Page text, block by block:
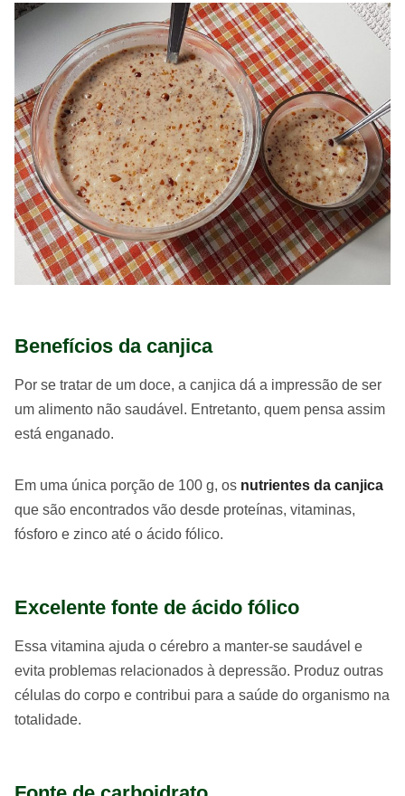
Benefícios da canjica
Por se tratar de um doce, a canjica dá a impressão de ser
um alimento não saudável. Entretanto, quem pensa assim
está enganado.
Em uma única porção de 100 g, os nutrientes da canjica
que são encontrados vão desde proteínas, vitaminas,
fósforo e zinco até o ácido fólico.
Excelente fonte de ácido fólico
Essa vitamina ajuda o cérebro a manter-se saudável e
evita problemas relacionados à depressão. Produz outras
células do corpo e contribui para a saúde do organismo na
totalidade.